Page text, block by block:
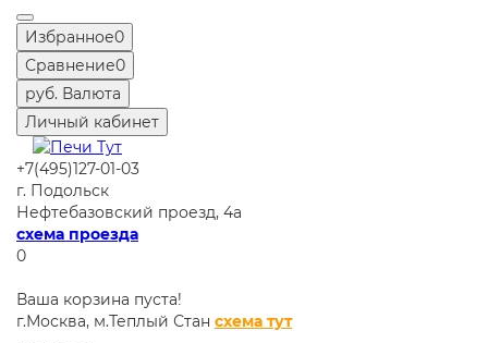
Избранное0
Сравнение0
руб. Валюта
Личный кабинет
+7(495)127-01-03
г. Подольск
Нефтебазовский проезд, 4а
схема проезда
0
Ваша корзина пуста!
г.Москва, м.Теплый Стан схема тут